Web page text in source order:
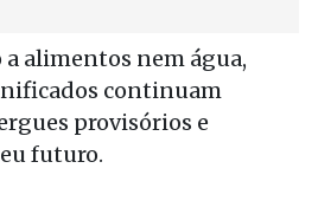
a alimentos nem água,
continuam
provisórios e
futuro.